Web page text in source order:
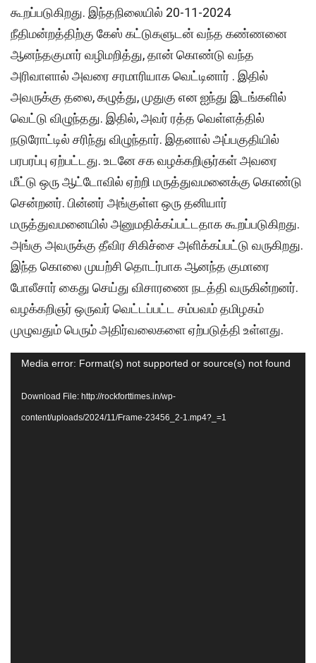
கூறப்படுகிறது. இந்தநிலையில் 20-11-2024
நீதிமன்றத்திற்கு கேஸ் கட்டுகளுடன் வந்த கண்ணனை
ஆனந்தகுமார் வழிமறித்து, தான் கொண்டு வந்த
அரிவாளால் அவரை சரமாரியாக வெட்டினார் . இதில்
அவருக்கு தலை, கழுத்து, முதுகு என ஐந்து இடங்களில்
வெட்டு விழுந்தது. இதில், அவர் ரத்த வெள்ளத்தில்
நடுரோட்டில் சரிந்து விழுந்தார். இதனால் அப்பகுதியில்
பரபரப்பு ஏற்பட்டது. உடனே சக வழக்கறிஞர்கள் அவரை
மீட்டு ஒரு ஆட்டோவில் ஏற்றி மருத்துவமனைக்கு கொண்டு
சென்றனர். பின்னர் அங்குள்ள ஒரு தனியார்
மருத்துவமனையில் அனுமதிக்கப்பட்டதாக கூறப்படுகிறது.
அங்கு அவருக்கு தீவிர சிகிச்சை அளிக்கப்பட்டு வருகிறது.
இந்த கொலை முயற்சி தொடர்பாக ஆனந்த குமாரை
போலீசார் கைது செய்து விசாரணை நடத்தி வருகின்றனர்.
வழக்கறிஞர் ஒருவர் வெட்டப்பட்ட சம்பவம் தமிழகம்
முழுவதும் பெரும் அதிர்வலைகளை ஏற்படுத்தி உள்ளது.
Video
Media error: Format(s) not supported or source(s) not found
Download File: http://rockforttimes.in/wp-
content/uploads/2024/11/Frame-23456_2-1.mp4?_=1